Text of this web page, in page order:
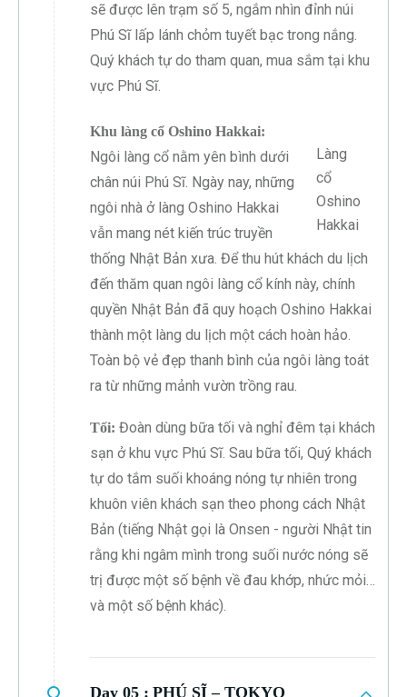
sẽ được lên trạm số 5, ngắm nhìn đỉnh núi
Phú Sĩ lấp lánh chỏm tuyết bạc trong nắng.
Quý khách tự do tham quan, mua sắm tại khu
vực Phú Sĩ.
Làng
cổ
Oshino
Hakkai
Khu làng cổ Oshino Hakkai:
Ngôi làng cổ nằm yên bình dưới
chân núi Phú Sĩ. Ngày nay, những
ngôi nhà ở làng Oshino Hakkai
vẫn mang nét kiến trúc truyền
thống Nhật Bản xưa. Để thu hút khách du lịch
đến thăm quan ngôi làng cổ kính này, chính
quyền Nhật Bản đã quy hoạch Oshino Hakkai
thành một làng du lịch một cách hoàn hảo.
Toàn bộ vẻ đẹp thanh bình của ngôi làng toát
ra từ những mảnh vườn trồng rau.
Tối: Đoàn dùng bữa tối và nghỉ đêm tại khách
sạn ở khu vực Phú Sĩ. Sau bữa tối, Quý khách
tự do tắm suối khoáng nóng tự nhiên trong
khuôn viên khách sạn theo phong cách Nhật
Bản (tiếng Nhật gọi là Onsen - người Nhật tin
rằng khi ngâm mình trong suối nước nóng sẽ
trị được một số bệnh về đau khớp, nhức mỏi…
và một số bệnh khác).
Day 05 : PHÚ SĨ – TOKYO